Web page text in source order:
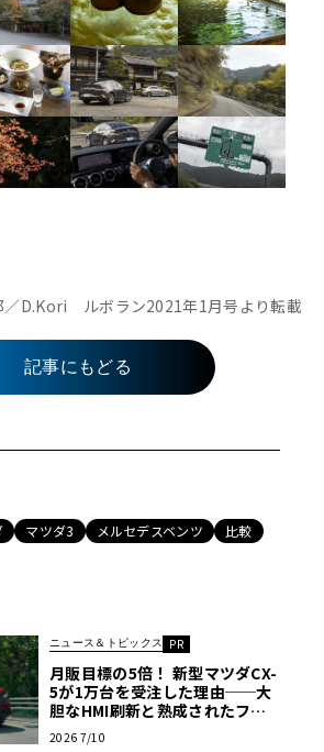
／D.Kori ルボラン2021年1月号より転載
記事にもどる
マツダ3 メルセデスベンツ 比較
ニュース＆トピックス PR
月販目標の5倍！ 新型マツダCX-
5が1万台を受注した理由──大
胆なHMI刷新と熟成されたフッ
トワーク
2026 7/10